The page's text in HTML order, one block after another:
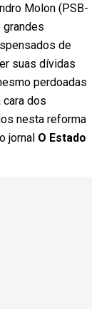
Molon (PSB-
grandes
de
suas dívidas
perdoadas
cara dos
nesta reforma
jornal O Estado